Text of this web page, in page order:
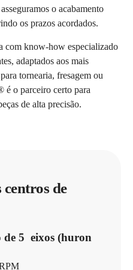
o acabamento
os prazos acordados.
com know-how especializado
adaptados aos mais
tornearia, fresagem ou
é o parceiro certo para
de alta precisão.
centros de
de 5 eixos (huron